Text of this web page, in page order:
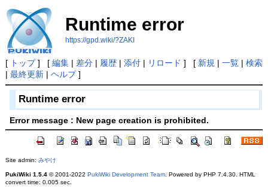
Runtime error
https://gpd.wiki/?ZAKI
[ トップ] [ 編集| 差分| 履歴| 添付| リロード ] [ 新規 | 一覧| 検索
| 最終更新| ヘルプ]
Runtime error
Error message : New page creation is prohibited.
Site admin: みやけ
PukiWiki 1.5.4© 2001-2022 PukiWiki Development Team. Powered by PHP 7.4.30. HTML
convert time: 0.005 sec.